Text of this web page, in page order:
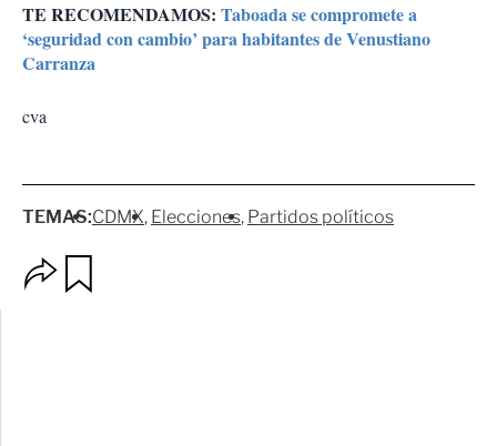
TE RECOMENDAMOS: Taboada se compromete a
‘seguridad con cambio’ para habitantes de Venustiano
Carranza
cva
TEMAS:CDMX Elecciones Partidos políticos